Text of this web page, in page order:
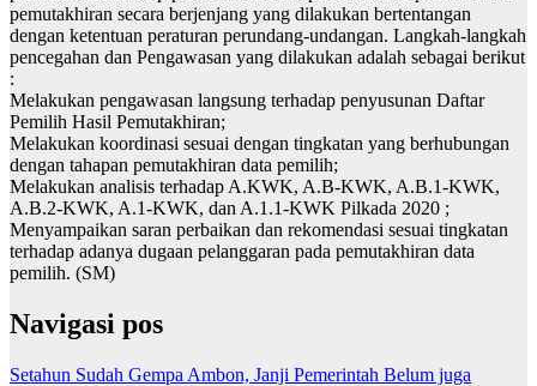
pemutakhiran secara berjenjang yang dilakukan bertentangan
dengan ketentuan peraturan perundang-undangan. Langkah-langkah
pencegahan dan Pengawasan yang dilakukan adalah sebagai berikut
:
Melakukan pengawasan langsung terhadap penyusunan Daftar
Pemilih Hasil Pemutakhiran;
Melakukan koordinasi sesuai dengan tingkatan yang berhubungan
dengan tahapan pemutakhiran data pemilih;
Melakukan analisis terhadap A.KWK, A.B-KWK, A.B.1-KWK,
A.B.2-KWK, A.1-KWK, dan A.1.1-KWK Pilkada 2020 ;
Menyampaikan saran perbaikan dan rekomendasi sesuai tingkatan
terhadap adanya dugaan pelanggaran pada pemutakhiran data
pemilih. (SM)
Navigasi pos
Setahun Sudah Gempa Ambon, Janji Pemerintah Belum juga